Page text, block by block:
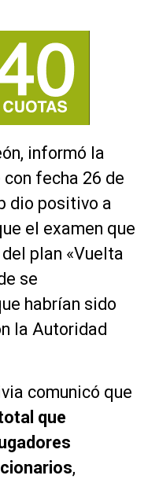
informó la
fecha 26 de
dio positivo a
el examen que
plan «Vuelta
se
habrían sido
la Autoridad
comunicó que
que
,